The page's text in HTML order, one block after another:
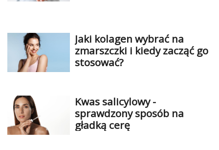
Konkursy
Recenzje
Dodaj
Dodaj
Dodaj
Najlepsze
Jaki kolagen wybrać na
zmarszczki i kiedy zacząć go
stosować?
Kwas salicylowy -
sprawdzony sposób na
gładką cerę